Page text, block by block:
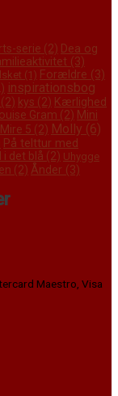
serie (2) Dea og
(3)
(1) Forældre (3)
inspirationsbog
(2) kys (2) Kærlighed
Gram (2) Mini
Mire 5 (2) Molly (6)
På telttur med
i det blå (2) Uhygge
(2) Ånder (3)
Maestro, Visa